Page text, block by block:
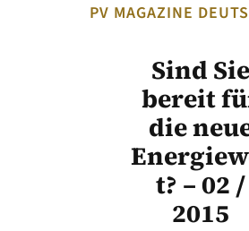
PV MAGAZINE
Sind Sie
bereit
die
t? – 02 /
2015